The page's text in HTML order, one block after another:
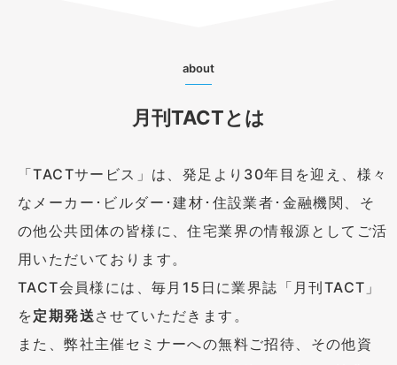
about
月刊TACTとは
「TACTサービス」は、発足より30年目を迎え、様々
なメーカー･ビルダー･建材･住設業者･金融機関、そ
の他公共団体の皆様に、住宅業界の情報源としてご活
用いただいております。
TACT会員様には、毎月15日に業界誌「月刊TACT」
を定期発送させていただきます。
また、弊社主催セミナーへの無料ご招待、その他資